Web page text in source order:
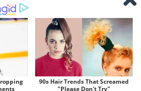
Firmware
© 2016 - SATELIT MANIA